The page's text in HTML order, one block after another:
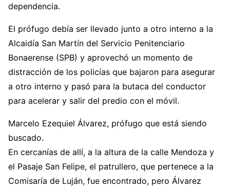
dependencia.
El prófugo debía ser llevado junto a otro interno a la
Alcaidía San Martín del Servicio Penitenciario
Bonaerense (SPB) y aprovechó un momento de
distracción de los policías que bajaron para asegurar
a otro interno y pasó para la butaca del conductor
para acelerar y salir del predio con el móvil.
Marcelo Ezequiel Álvarez, prófugo que está siendo
buscado.
En cercanías de allí, a la altura de la calle Mendoza y
el Pasaje San Felipe, el patrullero, que pertenece a la
Comisaría de Luján, fue encontrado, pero Álvarez